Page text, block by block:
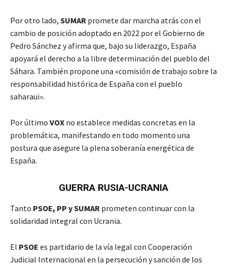
Por otro lado, SUMAR promete dar marcha atrás con el
cambio de posición adoptado en 2022 por el Gobierno de
Pedro Sánchez y afirma que, bajo su liderazgo, España
apoyará el derecho a la libre determinación del pueblo del
Sáhara. También propone una «comisión de trabajo sobre la
responsabilidad histórica de España con el pueblo
saharaui».
Por último VOX no establece medidas concretas en la
problemática, manifestando en todo momento una
postura que asegure la plena soberanía energética de
España.
GUERRA RUSIA-UCRANIA
Tanto PSOE, PP y SUMAR prometen continuar con la
solidaridad integral con Ucrania.
El PSOE es partidario de la vía legal con Cooperación
Judicial Internacional en la persecución y sanción de los